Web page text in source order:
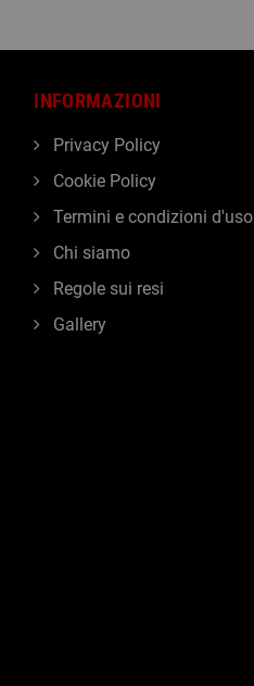
INFORMAZIONI
Privacy Policy
Cookie Policy
Termini e condizioni d'uso
Chi siamo
Regole sui resi
Gallery